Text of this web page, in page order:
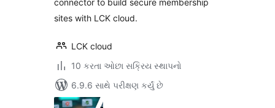
connector to build secure membership
sites with LCK cloud.
LCK cloud
10 કરતા ઓછા સક્રિય સ્થાપનો
6.9.6 સાથે પરીક્ષણ કર્યું છે